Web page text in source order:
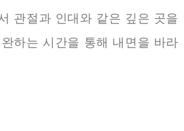
관절과 인대와 같은 깊은 곳을
하는 시간을 통해 내면을 바라